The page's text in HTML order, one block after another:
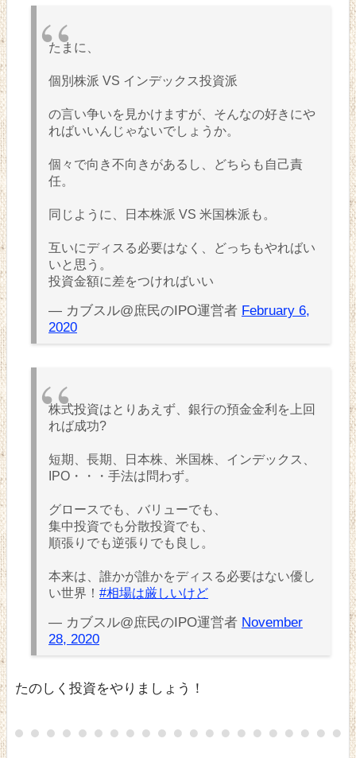
たまに、
個別株派 VS インデックス投資派
の言い争いを見かけますが、そんなの好きにや
ればいいんじゃないでしょうか。
個々で向き不向きがあるし、どちらも自己責
任。
同じように、日本株派 VS 米国株派も。
互いにディスる必要はなく、どっちもやればい
いと思う。
投資金額に差をつければいい
— カブスル@庶民のIPO運営者 February 6,
2020
株式投資はとりあえず、銀行の預金金利を上回
れば成功?
短期、長期、日本株、米国株、インデックス、
IPO・・・手法は問わず。
グロースでも、バリューでも、
集中投資でも分散投資でも、
順張りでも逆張りでも良し。
本来は、誰かが誰かをディスる必要はない優し
い世界！ #相場は厳しいけど
— カブスル@庶民のIPO運営者 November
28, 2020
たのしく投資をやりましょう！